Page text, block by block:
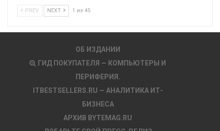
PREV NEXT 1 из 45
ОБ ИЗДАНИИ
ГИД ПОКУПАТЕЛЯ — КОМПЬЮТЕРЫ И
ПЕРИФЕРИЯ.
ITBESTSELLERS.RU — АНАЛИТИКА ИТ-
БИЗНЕСА
АРХИВ BYTEMAG.RU